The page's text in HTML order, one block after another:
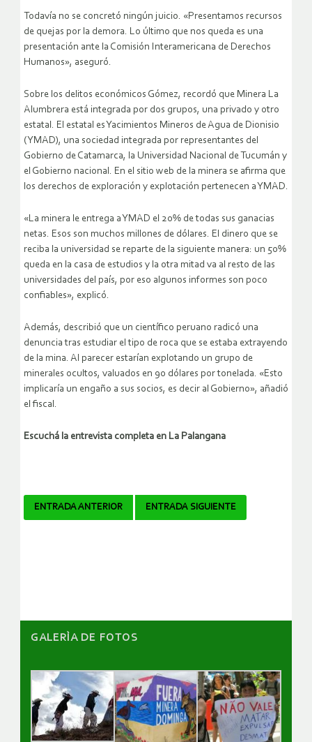
Todavía no se concretó ningún juicio. «Presentamos recursos
de quejas por la demora. Lo último que nos queda es una
presentación ante la Comisión Interamericana de Derechos
Humanos», aseguró.
Sobre los delitos económicos Gómez, recordó que Minera La
Alumbrera está integrada por dos grupos, una privado y otro
estatal. El estatal es Yacimientos Mineros de Agua de Dionisio
(YMAD), una sociedad integrada por representantes del
Gobierno de Catamarca, la Universidad Nacional de Tucumán y
el Gobierno nacional. En el sitio web de la minera se afirma que
los derechos de exploración y explotación pertenecen a YMAD.
«La minera le entrega a YMAD el 20% de todas sus ganacias
netas. Esos son muchos millones de dólares. El dinero que se
reciba la universidad se reparte de la siguiente manera: un 50%
queda en la casa de estudios y la otra mitad va al resto de las
universidades del país, por eso algunos informes son poco
confiables», explicó.
Además, describió que un científico peruano radicó una
denuncia tras estudiar el tipo de roca que se estaba extrayendo
de la mina. Al parecer estarían explotando un grupo de
minerales ocultos, valuados en 90 dólares por tonelada. «Esto
implicaría un engaño a sus socios, es decir al Gobierno», añadió
el fiscal.
Escuchá la entrevista completa en La Palangana
Navegador
ENTRADA ANTERIOR ENTRADA SIGUIENTE
GALERÌA DE FOTOS